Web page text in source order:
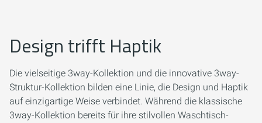
Design trifft Haptik
Die vielseitige 3way-Kollektion und die innovative 3way-
Struktur-Kollektion bilden eine Linie, die Design und Haptik
auf einzigartige Weise verbindet. Während die klassische
3way-Kollektion bereits für ihre stilvollen Waschtisch-